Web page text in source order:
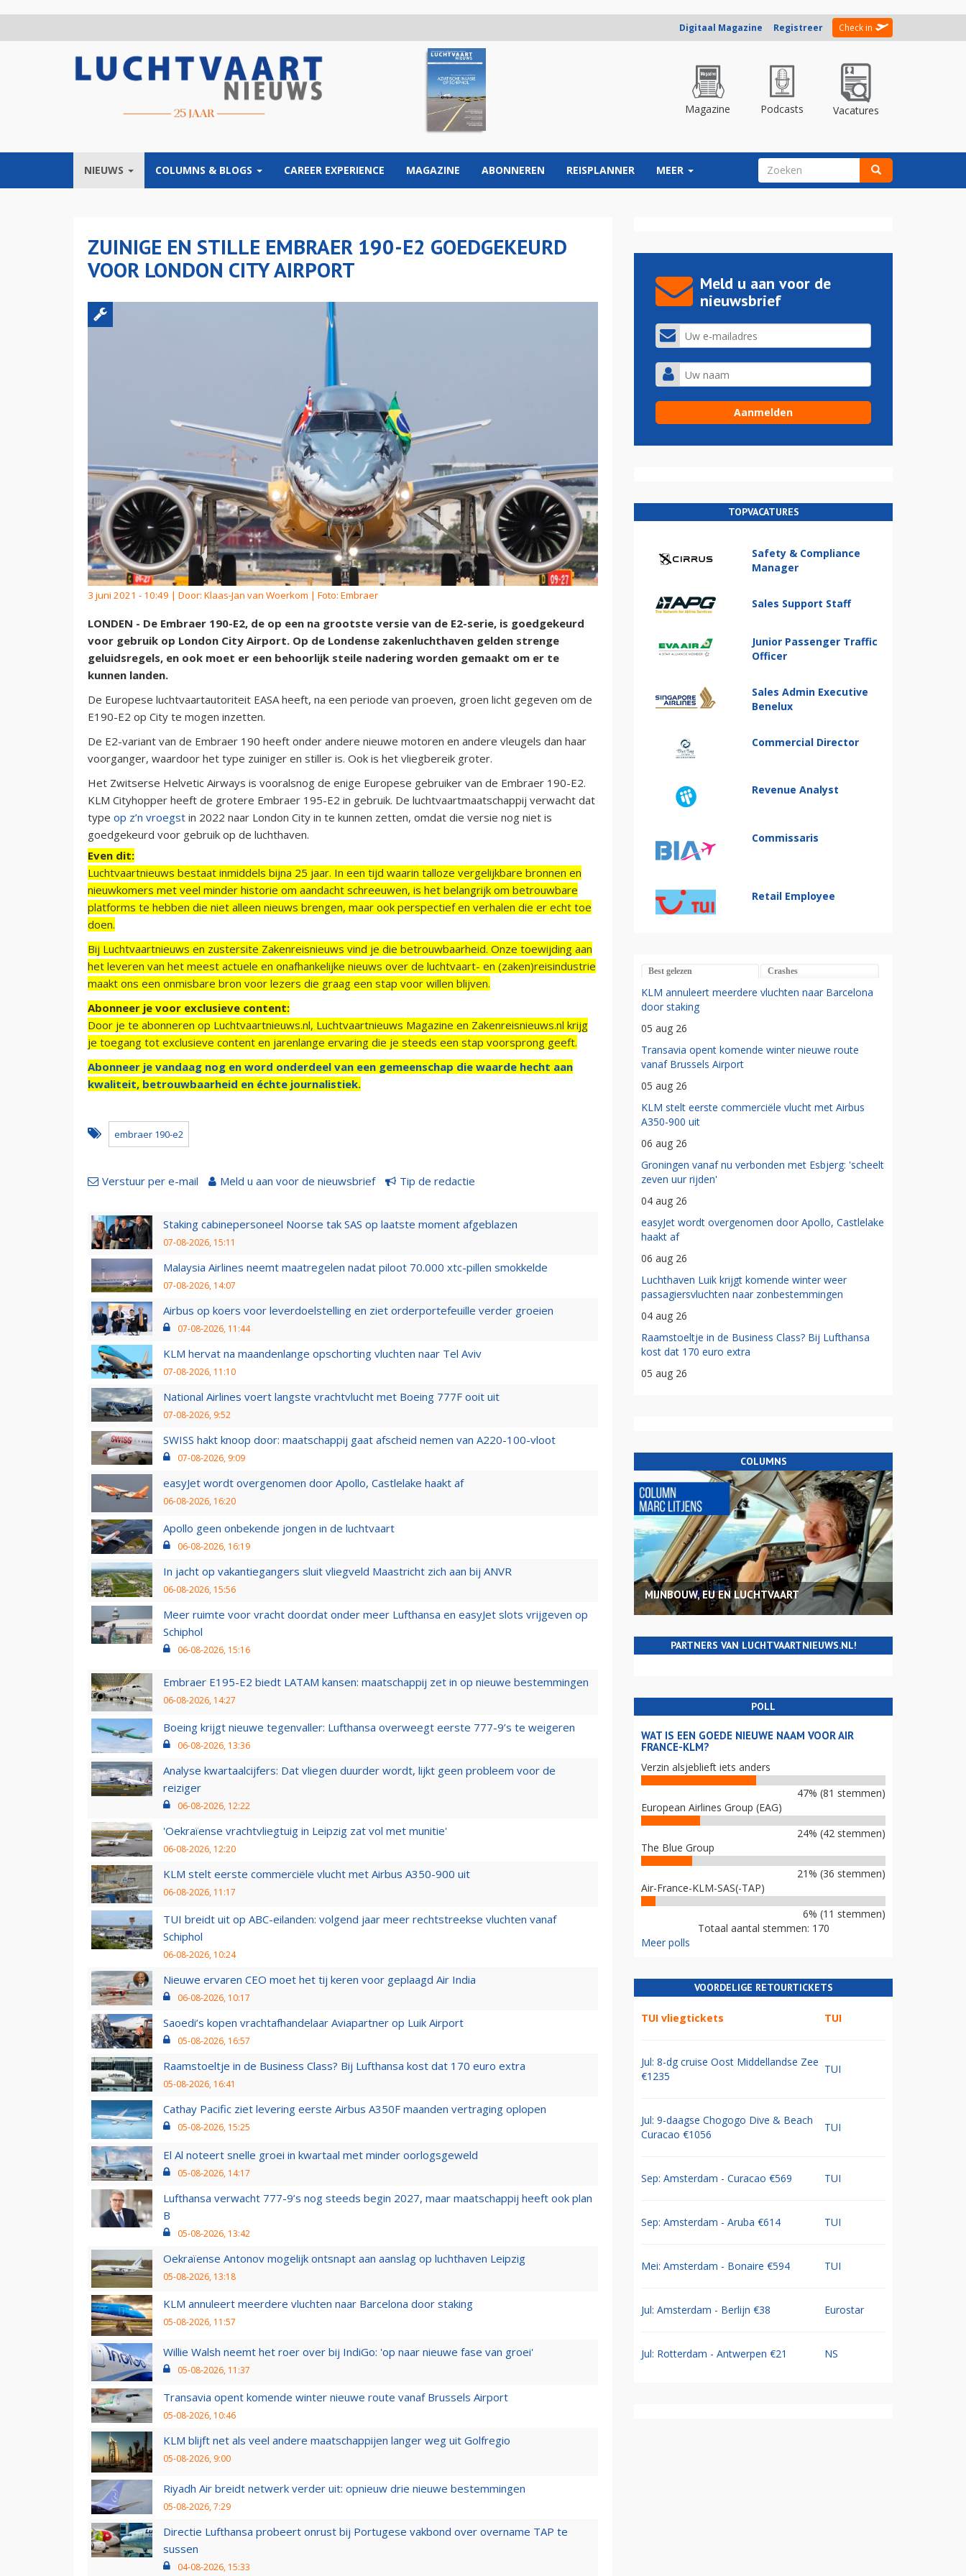
Digitaal Magazine Registreer Check in
Magazine Podcasts Vacatures
NIEUWS COLUMNS & BLOGS CAREER EXPERIENCE MAGAZINE ABONNEREN REISPLANNER MEER ZOEKVELD
ZUINIGE EN STILLE EMBRAER 190-E2 GOEDGEKEURD
VOOR LONDON CITY AIRPORT
3 juni 2021 - 10:49 | Door: Klaas-Jan van Woerkom | Foto: Embraer
LONDEN - De Embraer 190-E2, de op een na grootste versie van de E2-serie, is goedgekeurd
voor gebruik op London City Airport. Op de Londense zakenluchthaven gelden strenge
geluidsregels, en ook moet er een behoorlijk steile nadering worden gemaakt om er te
kunnen landen.
De Europese luchtvaartautoriteit EASA heeft, na een periode van proeven, groen licht gegeven om de
E190-E2 op City te mogen inzetten.
De E2-variant van de Embraer 190 heeft onder andere nieuwe motoren en andere vleugels dan haar
voorganger, waardoor het type zuiniger en stiller is. Ook is het vliegbereik groter.
Het Zwitserse Helvetic Airways is vooralsnog de enige Europese gebruiker van de Embraer 190-E2.
KLM Cityhopper heeft de grotere Embraer 195-E2 in gebruik. De luchtvaartmaatschappij verwacht dat
type op z’n vroegst in 2022 naar London City in te kunnen zetten, omdat die versie nog niet is
goedgekeurd voor gebruik op de luchthaven.
Even dit:
Luchtvaartnieuws bestaat inmiddels bijna 25 jaar. In een tijd waarin talloze vergelijkbare bronnen en
nieuwkomers met veel minder historie om aandacht schreeuwen, is het belangrijk om betrouwbare
platforms te hebben die niet alleen nieuws brengen, maar ook perspectief en verhalen die er echt toe
doen.
Bij Luchtvaartnieuws en zustersite Zakenreisnieuws vind je die betrouwbaarheid. Onze toewijding aan
het leveren van het meest actuele en onafhankelijke nieuws over de luchtvaart- en (zaken)reisindustrie
maakt ons een onmisbare bron voor lezers die graag een stap voor willen blijven.
Abonneer je voor exclusieve content:
Door je te abonneren op Luchtvaartnieuws.nl, Luchtvaartnieuws Magazine en Zakenreisnieuws.nl krijg
je toegang tot exclusieve content en jarenlange ervaring die je steeds een stap voorsprong geeft.
Abonneer je vandaag nog en word onderdeel van een gemeenschap die waarde hecht aan
kwaliteit, betrouwbaarheid en échte journalistiek.
embraer 190-e2
Verstuur per e-mail Meld u aan voor de nieuwsbrief Tip de redactie
Staking cabinepersoneel Noorse tak SAS op laatste moment afgeblazen
07-08-2026, 15:11
Malaysia Airlines neemt maatregelen nadat piloot 70.000 xtc-pillen smokkelde
07-08-2026, 14:07
Airbus op koers voor leverdoelstelling en ziet orderportefeuille verder groeien
07-08-2026, 11:44
KLM hervat na maandenlange opschorting vluchten naar Tel Aviv
07-08-2026, 11:10
National Airlines voert langste vrachtvlucht met Boeing 777F ooit uit
07-08-2026, 9:52
SWISS hakt knoop door: maatschappij gaat afscheid nemen van A220-100-vloot
07-08-2026, 9:09
easyJet wordt overgenomen door Apollo, Castlelake haakt af
06-08-2026, 16:20
Apollo geen onbekende jongen in de luchtvaart
06-08-2026, 16:19
In jacht op vakantiegangers sluit vliegveld Maastricht zich aan bij ANVR
06-08-2026, 15:56
Meer ruimte voor vracht doordat onder meer Lufthansa en easyJet slots vrijgeven op
Schiphol
06-08-2026, 15:16
Embraer E195-E2 biedt LATAM kansen: maatschappij zet in op nieuwe bestemmingen
06-08-2026, 14:27
Boeing krijgt nieuwe tegenvaller: Lufthansa overweegt eerste 777-9’s te weigeren
06-08-2026, 13:36
Analyse kwartaalcijfers: Dat vliegen duurder wordt, lijkt geen probleem voor de
reiziger
06-08-2026, 12:22
'Oekraïense vrachtvliegtuig in Leipzig zat vol met munitie'
06-08-2026, 12:20
KLM stelt eerste commerciële vlucht met Airbus A350-900 uit
06-08-2026, 11:17
TUI breidt uit op ABC-eilanden: volgend jaar meer rechtstreekse vluchten vanaf
Schiphol
06-08-2026, 10:24
Nieuwe ervaren CEO moet het tij keren voor geplaagd Air India
06-08-2026, 10:17
Saoedi’s kopen vrachtafhandelaar Aviapartner op Luik Airport
05-08-2026, 16:57
Raamstoeltje in de Business Class? Bij Lufthansa kost dat 170 euro extra
05-08-2026, 16:41
Cathay Pacific ziet levering eerste Airbus A350F maanden vertraging oplopen
05-08-2026, 15:25
El Al noteert snelle groei in kwartaal met minder oorlogsgeweld
05-08-2026, 14:17
Lufthansa verwacht 777-9’s nog steeds begin 2027, maar maatschappij heeft ook plan
B
05-08-2026, 13:42
Oekraïense Antonov mogelijk ontsnapt aan aanslag op luchthaven Leipzig
05-08-2026, 13:18
KLM annuleert meerdere vluchten naar Barcelona door staking
05-08-2026, 11:57
Willie Walsh neemt het roer over bij IndiGo: 'op naar nieuwe fase van groei'
05-08-2026, 11:37
Transavia opent komende winter nieuwe route vanaf Brussels Airport
05-08-2026, 10:46
KLM blijft net als veel andere maatschappijen langer weg uit Golfregio
05-08-2026, 9:00
Riyadh Air breidt netwerk verder uit: opnieuw drie nieuwe bestemmingen
05-08-2026, 7:29
Directie Lufthansa probeert onrust bij Portugese vakbond over overname TAP te
sussen
04-08-2026, 15:33
Meld u aan voor de
nieuwsbrief
TOPVACATURES
Safety & Compliance
Manager
Sales Support Staff
Junior Passenger Traffic
Officer
Sales Admin Executive
Benelux
Commercial Director
Revenue Analyst
Commissaris
Retail Employee
Best gelezen Crashes
KLM annuleert meerdere vluchten naar Barcelona
door staking
05 aug 26
Transavia opent komende winter nieuwe route
vanaf Brussels Airport
05 aug 26
KLM stelt eerste commerciële vlucht met Airbus
A350-900 uit
06 aug 26
Groningen vanaf nu verbonden met Esbjerg: 'scheelt
zeven uur rijden'
04 aug 26
easyJet wordt overgenomen door Apollo, Castlelake
haakt af
06 aug 26
Luchthaven Luik krijgt komende winter weer
passagiersvluchten naar zonbestemmingen
04 aug 26
Raamstoeltje in de Business Class? Bij Lufthansa
kost dat 170 euro extra
05 aug 26
COLUMNS
MIJNBOUW, EU EN LUCHTVAART
PARTNERS VAN LUCHTVAARTNIEUWS.NL!
POLL
WAT IS EEN GOEDE NIEUWE NAAM VOOR AIR
FRANCE-KLM?
Verzin alsjeblieft iets anders
47% (81 stemmen)
European Airlines Group (EAG)
24% (42 stemmen)
The Blue Group
21% (36 stemmen)
Air-France-KLM-SAS(-TAP)
6% (11 stemmen)
Totaal aantal stemmen: 170
Meer polls
VOORDELIGE RETOURTICKETS
TUI vliegtickets TUI
Jul: 8-dg cruise Oost Middellandse Zee
€1235
TUI
Jul: 9-daagse Chogogo Dive & Beach
Curacao €1056
TUI
Sep: Amsterdam - Curacao €569 TUI
Sep: Amsterdam - Aruba €614 TUI
Mei: Amsterdam - Bonaire €594 TUI
Jul: Amsterdam - Berlijn €38 Eurostar
Jul: Rotterdam - Antwerpen €21 NS